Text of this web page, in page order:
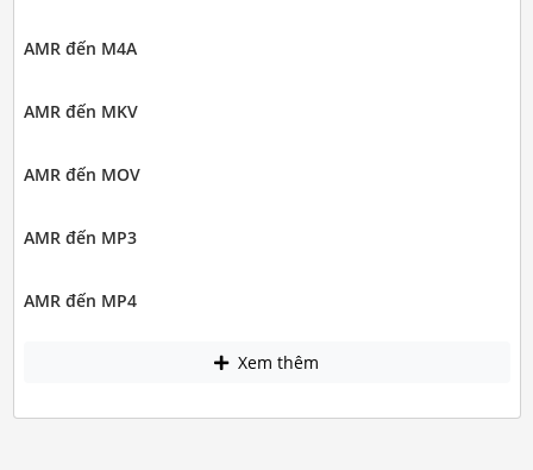
AMR đến M4A
AMR đến MKV
AMR đến MOV
AMR đến MP3
AMR đến MP4
Xem thêm